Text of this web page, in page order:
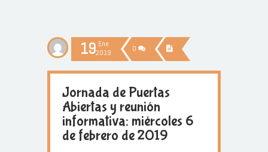
19 Ene
2019
0
Jornada de Puertas
Abiertas y reunión
informativa: miércoles 6
de febrero de 2019